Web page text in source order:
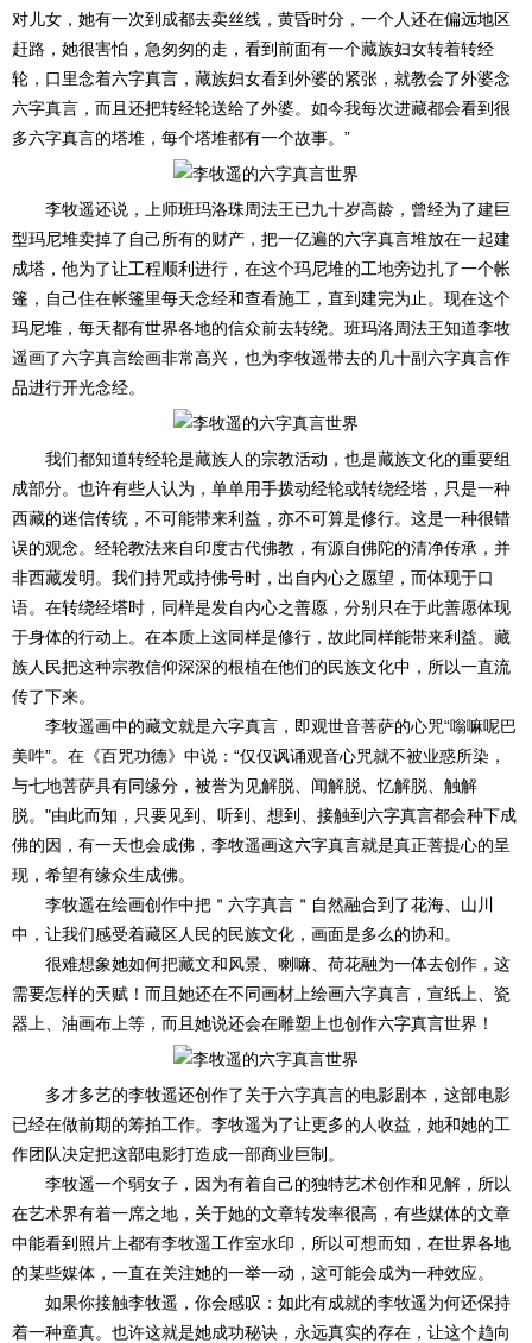
对儿女，她有一次到成都去卖丝线，黄昏时分，一个人还在偏远地区
赶路，她很害怕，急匆匆的走，看到前面有一个藏族妇女转着转经
轮，口里念着六字真言，藏族妇女看到外婆的紧张，就教会了外婆念
六字真言，而且还把转经轮送给了外婆。如今我每次进藏都会看到很
多六字真言的塔堆，每个塔堆都有一个故事。”
李牧遥还说，上师班玛洛珠周法王已九十岁高龄，曾经为了建巨
型玛尼堆卖掉了自己所有的财产，把一亿遍的六字真言堆放在一起建
成塔，他为了让工程顺利进行，在这个玛尼堆的工地旁边扎了一个帐
篷，自己住在帐篷里每天念经和查看施工，直到建完为止。现在这个
玛尼堆，每天都有世界各地的信众前去转绕。班玛洛周法王知道李牧
遥画了六字真言绘画非常高兴，也为李牧遥带去的几十副六字真言作
品进行开光念经。
我们都知道转经轮是藏族人的宗教活动，也是藏族文化的重要组
成部分。也许有些人认为，单单用手拨动经轮或转绕经塔，只是一种
西藏的迷信传统，不可能带来利益，亦不可算是修行。这是一种很错
误的观念。经轮教法来自印度古代佛教，有源自佛陀的清净传承，并
非西藏发明。我们持咒或持佛号时，出自内心之愿望，而体现于口
语。在转绕经塔时，同样是发自内心之善愿，分别只在于此善愿体现
于身体的行动上。在本质上这同样是修行，故此同样能带来利益。藏
族人民把这种宗教信仰深深的根植在他们的民族文化中，所以一直流
传了下来。
李牧遥画中的藏文就是六字真言，即观世音菩萨的心咒“嗡嘛呢巴
美吽”。在《百咒功德》中说：“仅仅讽诵观音心咒就不被业惑所染，
与七地菩萨具有同缘分，被誉为见解脱、闻解脱、忆解脱、触解
脱。"由此而知，只要见到、听到、想到、接触到六字真言都会种下成
佛的因，有一天也会成佛，李牧遥画这六字真言就是真正菩提心的呈
现，希望有缘众生成佛。
李牧遥在绘画创作中把＂六字真言＂自然融合到了花海、山川
中，让我们感受着藏区人民的民族文化，画面是多么的协和。
很难想象她如何把藏文和风景、喇嘛、荷花融为一体去创作，这
需要怎样的天赋！而且她还在不同画材上绘画六字真言，宣纸上、瓷
器上、油画布上等，而且她说还会在雕塑上也创作六字真言世界！
多才多艺的李牧遥还创作了关于六字真言的电影剧本，这部电影
已经在做前期的筹拍工作。李牧遥为了让更多的人收益，她和她的工
作团队决定把这部电影打造成一部商业巨制。
李牧遥一个弱女子，因为有着自己的独特艺术创作和见解，所以
在艺术界有着一席之地，关于她的文章转发率很高，有些媒体的文章
中能看到照片上都有李牧遥工作室水印，所以可想而知，在世界各地
的某些媒体，一直在关注她的一举一动，这可能会成为一种效应。
如果你接触李牧遥，你会感叹：如此有成就的李牧遥为何还保持
着一种童真。也许这就是她成功秘诀，永远真实的存在，让这个趋向